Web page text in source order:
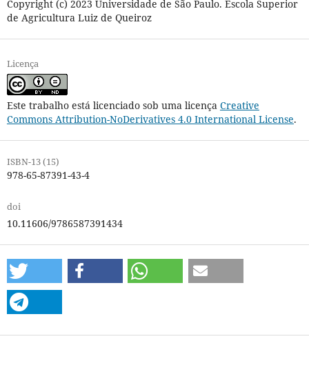
Copyright (c) 2023 Universidade de São Paulo. Escola Superior
de Agricultura Luiz de Queiroz
Licença
Este trabalho está licenciado sob uma licença Creative
Commons Attribution-NoDerivatives 4.0 International License.
ISBN-13 (15)
978-65-87391-43-4
doi
10.11606/9786587391434